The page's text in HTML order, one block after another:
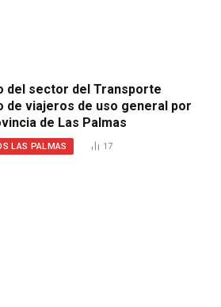
del sector del Transporte
de viajeros de uso general por
de Las Palmas
LAS PALMAS 17